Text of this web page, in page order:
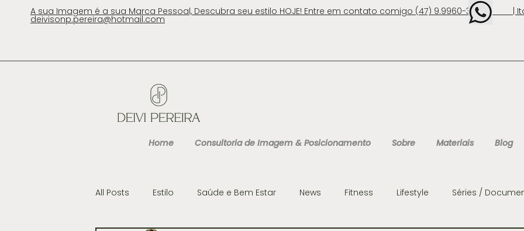
A sua Imagem é a sua Marca Pessoal, Descubra seu estilo HOJE! Entre em contato comigo (47) 9.9960-3131 |
deivisonp.pereira@hotmail.com
Home Consultoria de Imagem & Posicionamento Sobre Materiais Blog
All Posts Estilo Saúde e Bem Estar News Fitness Lifestyle Séries /